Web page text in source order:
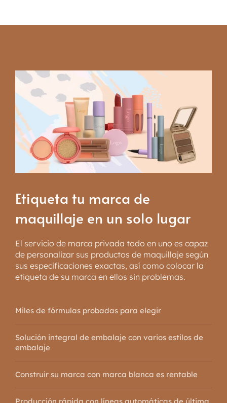
Etiqueta tu marca de
maquillaje en un solo lugar
El servicio de marca privada todo en uno es capaz
de personalizar sus productos de maquillaje según
sus especificaciones exactas, así como colocar la
etiqueta de su marca en ellos sin problemas.
Miles de fórmulas probadas para elegir
Solución integral de embalaje con varios estilos de
embalaje
Construir su marca con marca blanca es rentable